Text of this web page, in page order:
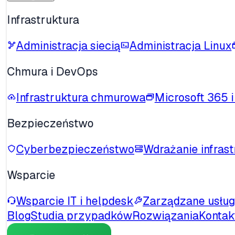
Infrastruktura
Administracja siecią
Administracja Linux
Chmura i DevOps
Infrastruktura chmurowa
Microsoft 365
Bezpieczeństwo
Cyberbezpieczeństwo
Wdrażanie
Wsparcie
Wsparcie IT i helpdesk
Zarządzane
BlogStudia przypadkówRozwiązania